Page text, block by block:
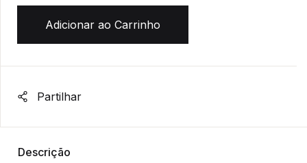
Adicionar ao Carrinho
Partilhar
Descrição